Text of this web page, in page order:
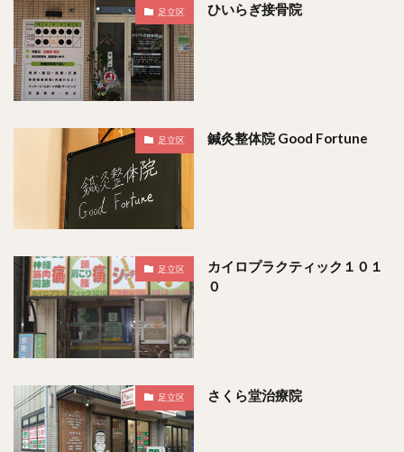
足立区 ひいらぎ接骨院
足立区 鍼灸整体院 Good Fortune
足立区
カイロプラクティック１０１
０
足立区 さくら堂治療院